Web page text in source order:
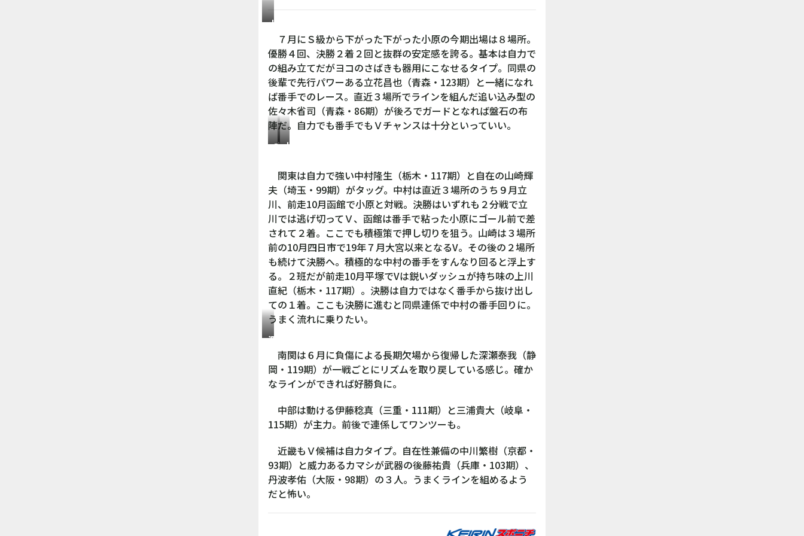
小
丈
一
郎
７月にＳ級から下がった下がった小原の今期出場は８場所。
優勝４回、決勝２着２回と抜群の安定感を誇る。基本は自力で
の組み立てだがヨコのさばきも器用にこなせるタイプ。同県の
後輩で先行パワーある立花昌也（青森・123期）と一緒になれ
ば番手でのレース。直近３場所でラインを組んだ追い込み型の
佐々木省司（青森・86期）が後ろでガードとなれば盤石の布
陣だ。自力でも番手でもＶチャンスは十分といっていい。
中
隆
生
山
輝
夫
関東は自力で強い中村隆生（栃木・117期）と自在の山崎輝
夫（埼玉・99期）がタッグ。中村は直近３場所のうち９月立
川、前走10月函館で小原と対戦。決勝はいずれも２分戦で立
川では逃げ切ってＶ、函館は番手で粘った小原にゴール前で差
されて２着。ここでも積極策で押し切りを狙う。山崎は３場所
前の10月四日市で19年７月大宮以来となるV。その後の２場所
も続けて決勝へ。積極的な中村の番手をすんなり回ると浮上す
る。２班だが前走10月平塚でVは鋭いダッシュが持ち味の上川
直紀（栃木・117期）。決勝は自力ではなく番手から抜け出し
ての１着。ここも決勝に進むと同県連係で中村の番手回りに。
うまく流れに乗りたい。
深
泰
我
南関は６月に負傷による長期欠場から復帰した深瀬泰我（静
岡・119期）が一戦ごとにリズムを取り戻している感じ。確か
なラインができれば好勝負に。
中部は動ける伊藤稔真（三重・111期）と三浦貴大（岐阜・
115期）が主力。前後で連係してワンツーも。
近畿もＶ候補は自力タイプ。自在性兼備の中川繁樹（京都・
93期）と威力あるカマシが武器の後藤祐貴（兵庫・103期）、
丹波孝佑（大阪・98期）の３人。うまくラインを組めるよう
だと怖い。